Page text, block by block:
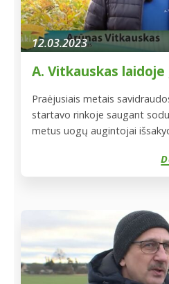
12.03.2023
A. Vitkauskas laidoje
Praėjusiais metais
startavo rinkoje saugant
metus uogų augintojai
mes išdrįsome! Dabar apie
patarėjas, tačiau ir puikus